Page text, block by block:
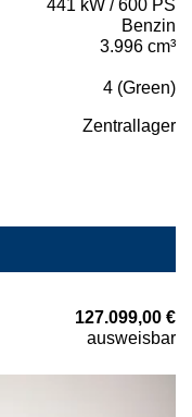
441 kW / 600 PS
Benzin
3.996 cm³
4 (Green)
Zentrallager
127.099,00 €
ausweisbar